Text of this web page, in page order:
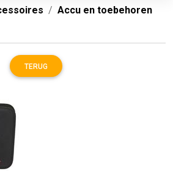
Accu en toebehoren
TERUG